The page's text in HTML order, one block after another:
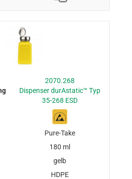
2070.268
Dispenser durAstatic™ Typ
35-268 ESD
Pure-Take
180 ml
gelb
HDPE